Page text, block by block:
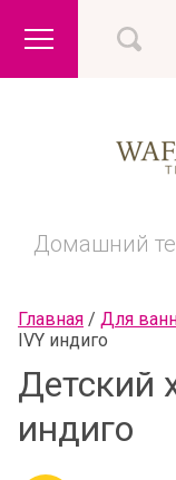
Домашний
Главная / Для
IVY индиго
Детский
индиго